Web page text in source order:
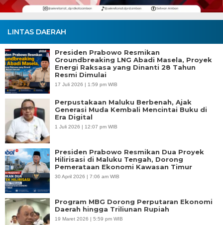
LINTAS DAERAH
Presiden Prabowo Resmikan
Groundbreaking LNG Abadi Masela, Proyek
Energi Raksasa yang Dinanti 28 Tahun
Resmi Dimulai
17 Juli 2026 | 1:59 pm WIB
Perpustakaan Maluku Berbenah, Ajak
Generasi Muda Kembali Mencintai Buku di
Era Digital
1 Juli 2026 | 12:07 pm WIB
Presiden Prabowo Resmikan Dua Proyek
Hilirisasi di Maluku Tengah, Dorong
Pemerataan Ekonomi Kawasan Timur
30 April 2026 | 7:06 am WIB
Program MBG Dorong Perputaran Ekonomi
Daerah hingga Triliunan Rupiah
19 Maret 2026 | 5:59 pm WIB